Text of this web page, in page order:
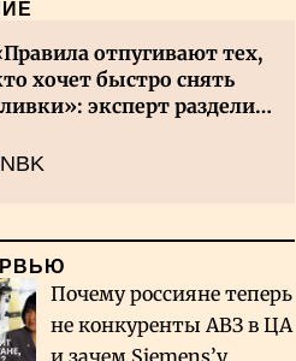
отпугивают тех,
хочет быстро снять
эксперт разделил
NBK
Почему россияне теперь
не конкуренты АВЗ в ЦА